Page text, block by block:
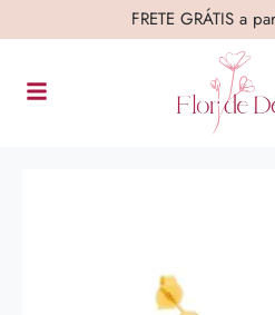
FRETE GRÁTIS a